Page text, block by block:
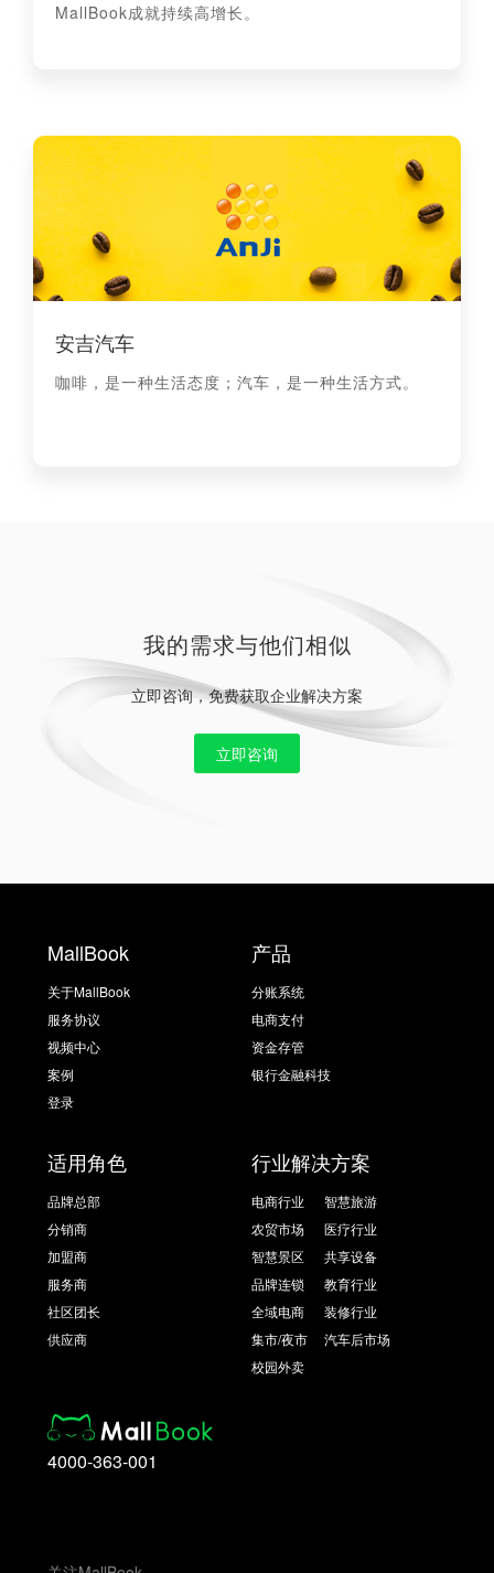
MallBook成就持续高增长。
安吉汽车
咖啡，是一种生活态度；汽车，是一种生活方式。
我的需求与他们相似
立即咨询，免费获取企业解决方案
立即咨询
MallBook
关于MallBook
服务协议
视频中心
案例
登录
产品
分账系统
电商支付
资金存管
银行金融科技
适用角色
品牌总部
分销商
加盟商
服务商
社区团长
供应商
行业解决方案
电商行业
智慧旅游
农贸市场
医疗行业
智慧景区
共享设备
品牌连锁
教育行业
全域电商
装修行业
集市/夜市
汽车后市场
校园外卖
4000-363-001